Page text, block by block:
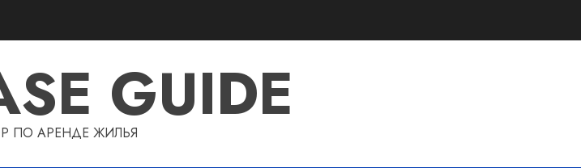
GUIDE
ПО АРЕНДЕ ЖИЛЬЯ